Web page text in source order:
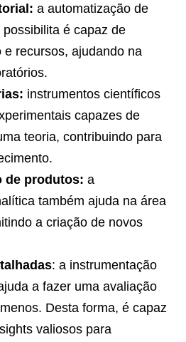
a automatização de
é capaz de
e recursos, ajudando na
instrumentos científicos
capazes de
teoria, contribuindo para
de produtos: a
também ajuda na área
a criação de novos
: a instrumentação
a fazer uma avaliação
Desta forma, é capaz
valiosos para